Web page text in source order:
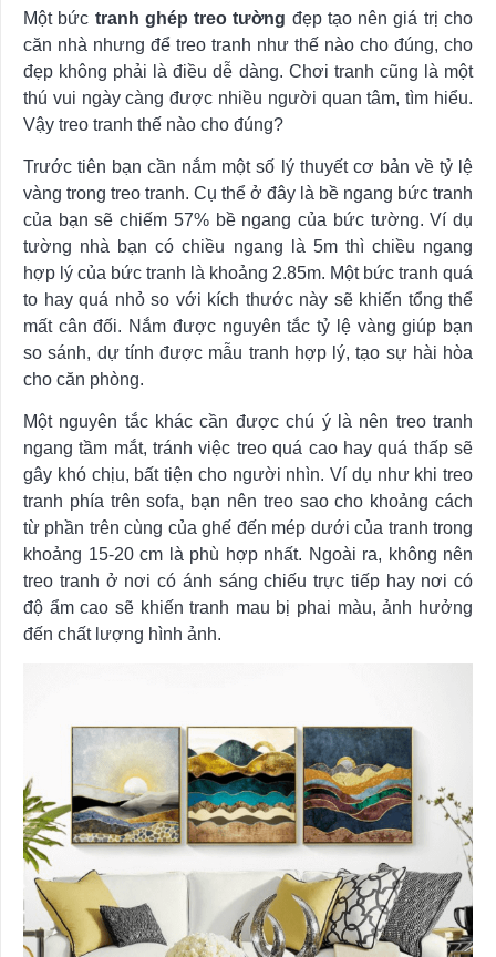
Một bức tranh ghép treo tường đẹp tạo nên giá trị cho
căn nhà nhưng để treo tranh như thế nào cho đúng, cho
đẹp không phải là điều dễ dàng. Chơi tranh cũng là một
thú vui ngày càng được nhiều người quan tâm, tìm hiểu.
Vậy treo tranh thế nào cho đúng?
Trước tiên bạn cần nắm một số lý thuyết cơ bản về tỷ lệ
vàng trong treo tranh. Cụ thể ở đây là bề ngang bức tranh
của bạn sẽ chiếm 57% bề ngang của bức tường. Ví dụ
tường nhà bạn có chiều ngang là 5m thì chiều ngang
hợp lý của bức tranh là khoảng 2.85m. Một bức tranh quá
to hay quá nhỏ so với kích thước này sẽ khiến tổng thể
mất cân đối. Nắm được nguyên tắc tỷ lệ vàng giúp bạn
so sánh, dự tính được mẫu tranh hợp lý, tạo sự hài hòa
cho căn phòng.
Một nguyên tắc khác cần được chú ý là nên treo tranh
ngang tầm mắt, tránh việc treo quá cao hay quá thấp sẽ
gây khó chịu, bất tiện cho người nhìn. Ví dụ như khi treo
tranh phía trên sofa, bạn nên treo sao cho khoảng cách
từ phần trên cùng của ghế đến mép dưới của tranh trong
khoảng 15-20 cm là phù hợp nhất. Ngoài ra, không nên
treo tranh ở nơi có ánh sáng chiếu trực tiếp hay nơi có
độ ẩm cao sẽ khiến tranh mau bị phai màu, ảnh hưởng
đến chất lượng hình ảnh.